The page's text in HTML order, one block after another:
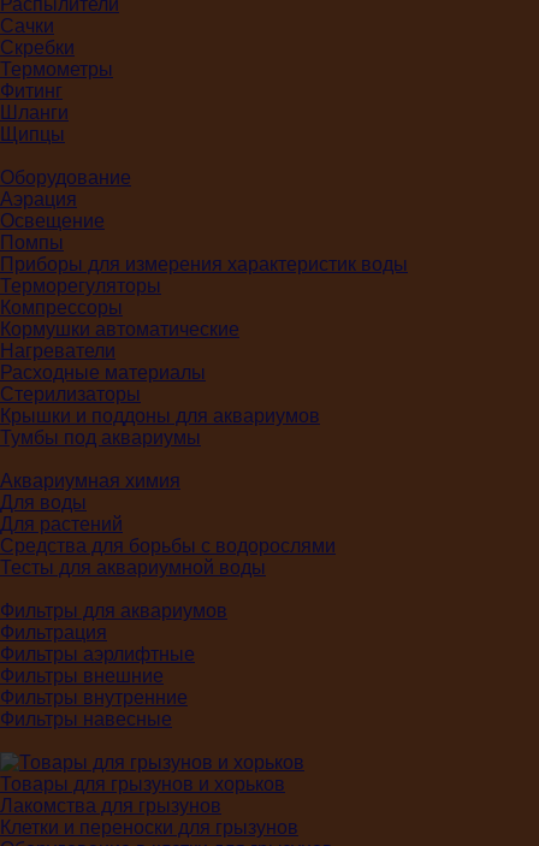
Распылители
Сачки
Скребки
Термометры
Фитинг
Шланги
Щипцы
Оборудование
Аэрация
Освещение
Помпы
Приборы для измерения характеристик воды
Терморегуляторы
Компрессоры
Кормушки автоматические
Нагреватели
Расходные материалы
Стерилизаторы
Крышки и поддоны для аквариумов
Тумбы под аквариумы
Аквариумная химия
Для воды
Для растений
Средства для борьбы с водорослями
Тесты для аквариумной воды
Фильтры для аквариумов
Фильтрация
Фильтры аэрлифтные
Фильтры внешние
Фильтры внутренние
Фильтры навесные
Товары для грызунов и хорьков
Лакомства для грызунов
Клетки и переноски для грызунов